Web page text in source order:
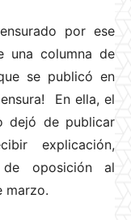
por ese
una columna de
se publicó en
En ella, el
dejó de publicar
explicación,
oposición al
marzo.